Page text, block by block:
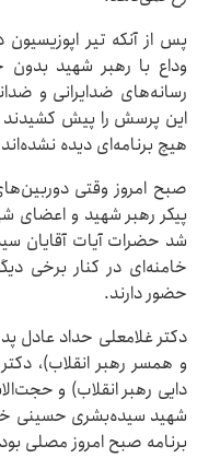
پس از آنکه تیر
وداع با رهبر شهید
رسانه‌های ضدایرانی و
این پرسش را پیش کشیدند
هیچ برنامه‌ای دیده
صبح امروز وقتی
پیکر رهبر شهید و اعضای
شد حضرات آیات آقایان
خامنه‌ای در کنار برخی
حضور دارند.
دکتر غلامعلی حداد عادل
و همسر رهبر انقلاب)،
دایی رهبر انقلاب) و
برنامه صبح امروز مصلی